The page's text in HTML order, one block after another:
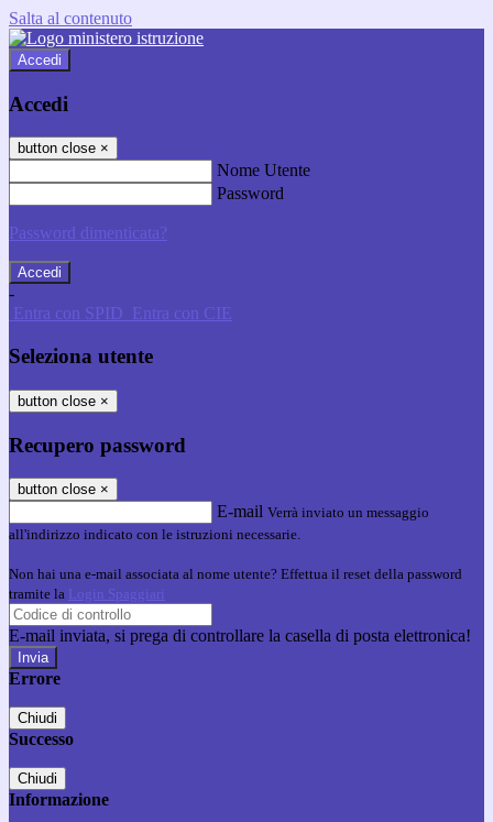
Salta al contenuto
Accedi
Accedi
button close ×
Nome Utente
Password
Password dimenticata?
-
Entra con SPID Entra con CIE
Seleziona utente
button close ×
Recupero password
button close ×
E-mail Verrà inviato un messaggio
all'indirizzo indicato con le istruzioni necessarie.
Non hai una e-mail associata al nome utente? Effettua il reset della password
tramite la Login Spaggiari
E-mail inviata, si prega di controllare la casella di posta elettronica!
Errore
Chiudi
Successo
Chiudi
Informazione